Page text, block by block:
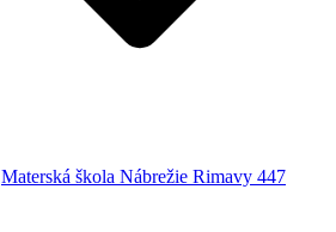
Materská škola Nábrežie Rimavy 447